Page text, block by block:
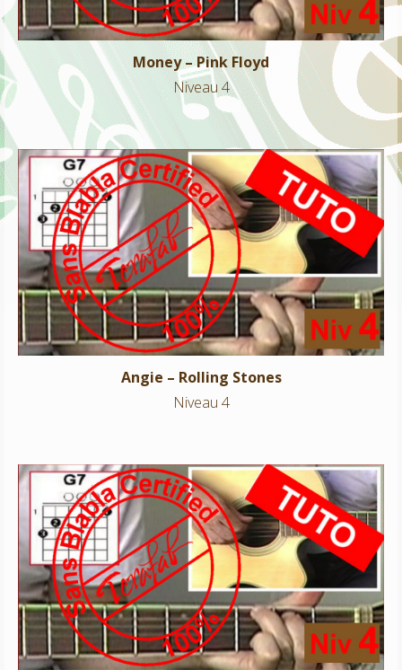
Money – Pink Floyd
Niveau 4
Angie – Rolling Stones
Niveau 4
Angie – Rolling Stones
Niveau 4
Sarbacane – Francis Cabrel
Niveau 4